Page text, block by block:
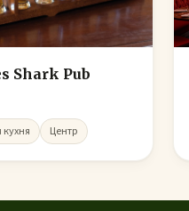
Shark Pub
Центр